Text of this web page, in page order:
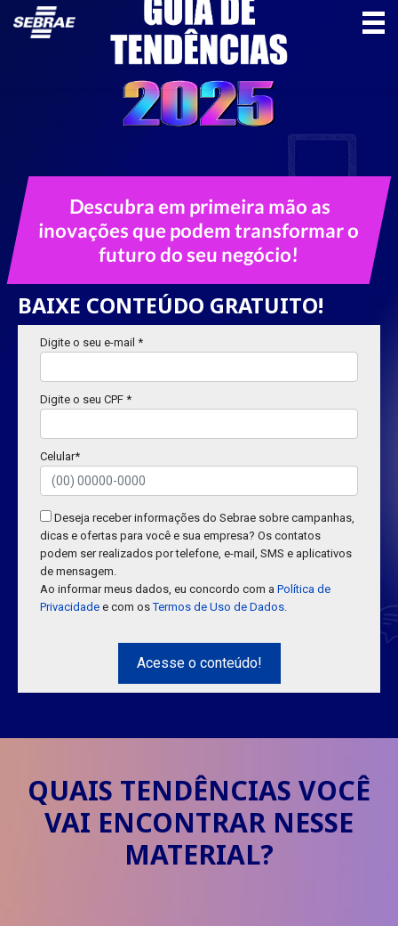
Descubra em primeira mão as
inovações que podem transformar o
futuro do seu negócio!
BAIXE CONTEÚDO GRATUITO!
Digite o seu e-mail *
Digite o seu CPF *
Celular*
Deseja receber informações do Sebrae sobre campanhas,
dicas e ofertas para você e sua empresa? Os contatos
podem ser realizados por telefone, e-mail, SMS e aplicativos
de mensagem.
Ao informar meus dados, eu concordo com a Política de
Privacidade e com osTermos de Uso de Dados.
Acesse o conteúdo!
QUAIS TENDÊNCIAS VOCÊ
VAI ENCONTRAR NESSE
MATERIAL?